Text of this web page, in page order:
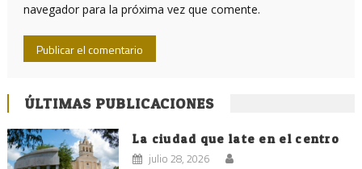
navegador para la próxima vez que comente.
ÚLTIMAS PUBLICACIONES
La ciudad que late en el centro
julio 28, 2026